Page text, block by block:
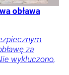
obława
za
wykluczono,